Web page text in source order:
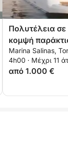
Πολυτέλεια
κομψή
στην
Marina Salinas,
4h00 · Μέχρι 11
από 1.000 €